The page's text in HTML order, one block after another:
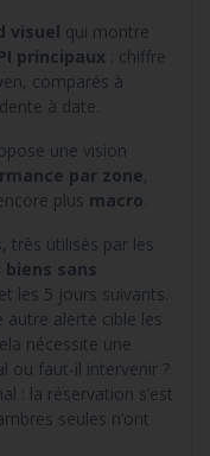
visuel qui montre
principaux : chiffre
comparés à
à date.
une vision
par zone,
plus macro
, très utilisés par les
biens sans
les 5 jours suivants.
autre alerte cible les
nécessite une
ou faut-il intervenir ?
: la réservation s’est
seules n’ont